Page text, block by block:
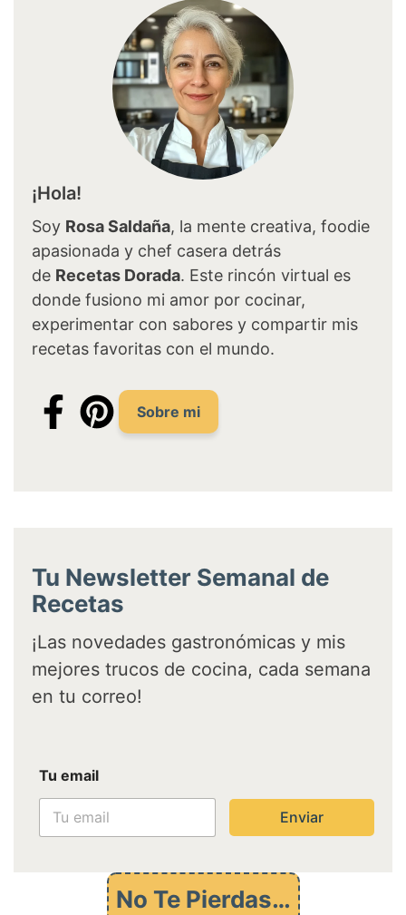
¡Hola!
Soy Rosa Saldaña, la mente creativa, foodie
apasionada y chef casera detrás
de Recetas Dorada. Este rincón virtual es
donde fusiono mi amor por cocinar,
experimentar con sabores y compartir mis
recetas favoritas con el mundo.
Sobre mi
Tu Newsletter Semanal de
Recetas
¡Las novedades gastronómicas y mis
mejores trucos de cocina, cada semana
en tu correo!
m
a
Tu email
Enviar
No Te Pierdas…